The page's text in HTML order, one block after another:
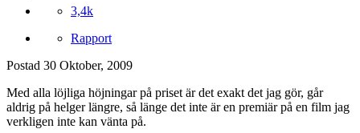
3,4k
Rapport
Postad 30 Oktober, 2009
Med alla löjliga höjningar på priset är det exakt det jag gör, går
aldrig på helger längre, så länge det inte är en premiär på en film jag
verkligen inte kan vänta på.